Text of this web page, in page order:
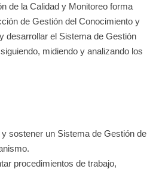
de la Calidad y Monitoreo forma
de Gestión del Conocimiento y
desarrollar el Sistema de Gestión
midiendo y analizando los
sostener un Sistema de Gestión de
procedimientos de trabajo,